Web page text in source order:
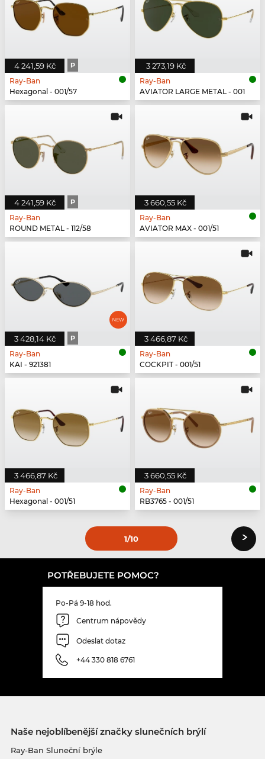
4 241,59 Kč P
Ray-Ban
Hexagonal - 001/57
3 273,19 Kč
Ray-Ban
AVIATOR LARGE METAL - 001
4 241,59 Kč P
Ray-Ban
ROUND METAL - 112/58
3 660,55 Kč
Ray-Ban
AVIATOR MAX - 001/51
3 428,14 Kč P
Ray-Ban
KAI - 921381
3 466,87 Kč
Ray-Ban
COCKPIT - 001/51
3 466,87 Kč
Ray-Ban
Hexagonal - 001/51
3 660,55 Kč
Ray-Ban
RB3765 - 001/51
1/10 ›
POTŘEBUJETE POMOC?
Po-Pá 9-18 hod.
Centrum nápovědy
Odeslat dotaz
+44 330 818 6761
Naše nejoblíbenější značky slunečních brýlí
Ray-Ban Sluneční brýle